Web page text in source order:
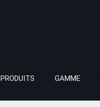
PRODUITS GAMME